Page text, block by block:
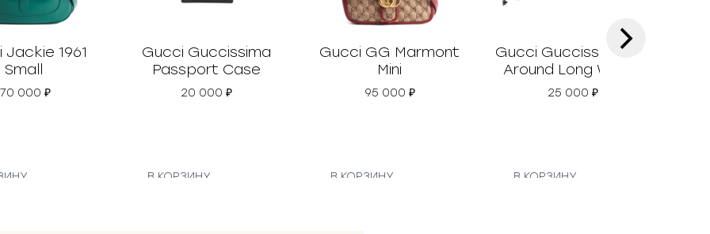
1961
Small
000₽
Gucci Guccissima
Passport Case
20 000₽
В КОРЗИНУ
Gucci GG Marmont
Mini
95 000 ₽
В КОРЗИНУ
Gucci Guccissima Zip
Around Long Wallet
25 000 ₽
В КОРЗИНУ
›